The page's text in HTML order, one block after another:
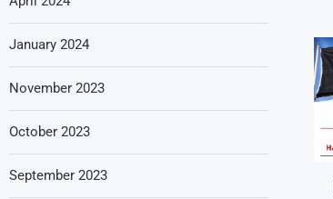
January 2024
November 2023
October 2023
September 2023